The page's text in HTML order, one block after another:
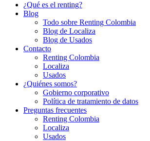
¿Qué es el renting?
Blog
Todo sobre Renting Colombia
Blog de Localiza
Blog de Usados
Contacto
Renting Colombia
Localiza
Usados
¿Quiénes somos?
Gobierno corporativo
Política de tratamiento de datos
Preguntas frecuentes
Renting Colombia
Localiza
Usados